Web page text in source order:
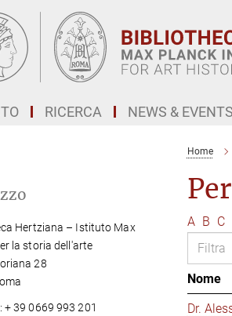
RICERCA NEWS & EVENTS
Home
A B C
Nome
Dr.
Hertziana – Istituto Max
la storia dell'arte
28
+ 39 0669 993 201